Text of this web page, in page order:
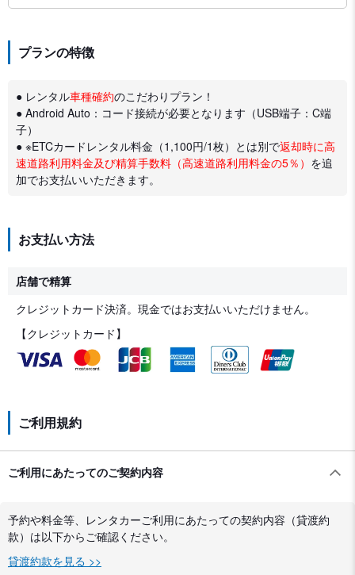
プランの特徴
● レンタル車種確約のこだわりプラン！
● Android Auto：コード接続が必要となります（USB端子：C端
子）
● ※ETCカードレンタル料金（1,100円/1枚）とは別で返却時に高
速道路利用料金及び精算手数料（高速道路利用料金の5％） を追
加でお支払いいただきます。
お支払い方法
店舗で精算
クレジットカード決済。現金ではお支払いいただけません。
【クレジットカード】
ご利用規約
ご利用にあたってのご契約内容
予約や料金等、レンタカーご利用にあたっての契約内容（貸渡約
款）は以下からご確認ください。
貸渡約款を見る >>